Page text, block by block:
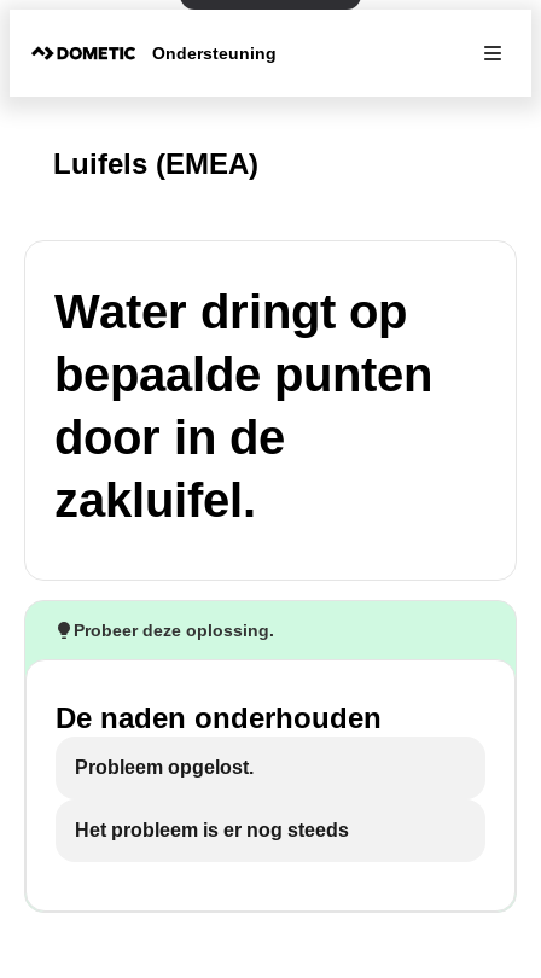
Ondersteuning
Luifels (EMEA)
Water dringt op
bepaalde punten
door in de
zakluifel.
Probeer deze oplossing.
De naden onderhouden
Probleem opgelost.
Het probleem is er nog steeds